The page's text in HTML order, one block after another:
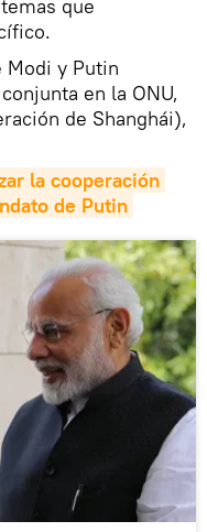
que
Modi y Putin
en la ONU,
de Shanghái),
la cooperación
de Putin